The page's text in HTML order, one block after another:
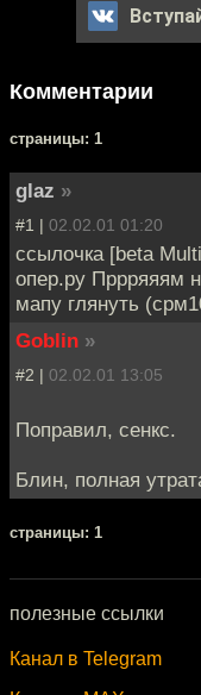
Комментарии
cтраницы: 1
glaz »
#1 | 02.02.01 01:20
cсылочка [beta
опер.ру Пррряяям
мапу глянуть
Goblin »
#2 | 02.02.01 13:05
Поправил, сенкс.
Блин, полная
cтраницы: 1
полезные ссылки
Канал в Telegram